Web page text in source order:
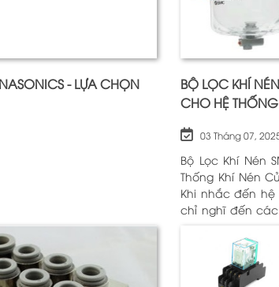
- LỰA CHỌN
BỘ LỌC KHÍ
CHO HỆ
03 Tháng 07,
Bộ Lọc Khí Nén
Thống Khí Nén Của Bạn Bộ Lọc Khí
Khi nhắc đến
chỉ nghĩ đến
đảm bảo h